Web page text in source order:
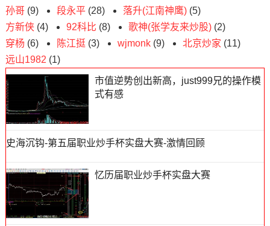
孙哥(9) 段永平(28) 落升(江南神鹰)(5)
方新侠(4) 92科比 (8) 歌神(张学友来炒股)(2)
穿杨 (6) 陈江挺(3) wjmonk(9) 北京炒家 (11)
远山1982 (1)
市值逆势创出新高，just999兄的操作模
式有感
史海沉钩-第五届职业炒手杯实盘大赛-激情回顾
忆历届职业炒手杯实盘大赛